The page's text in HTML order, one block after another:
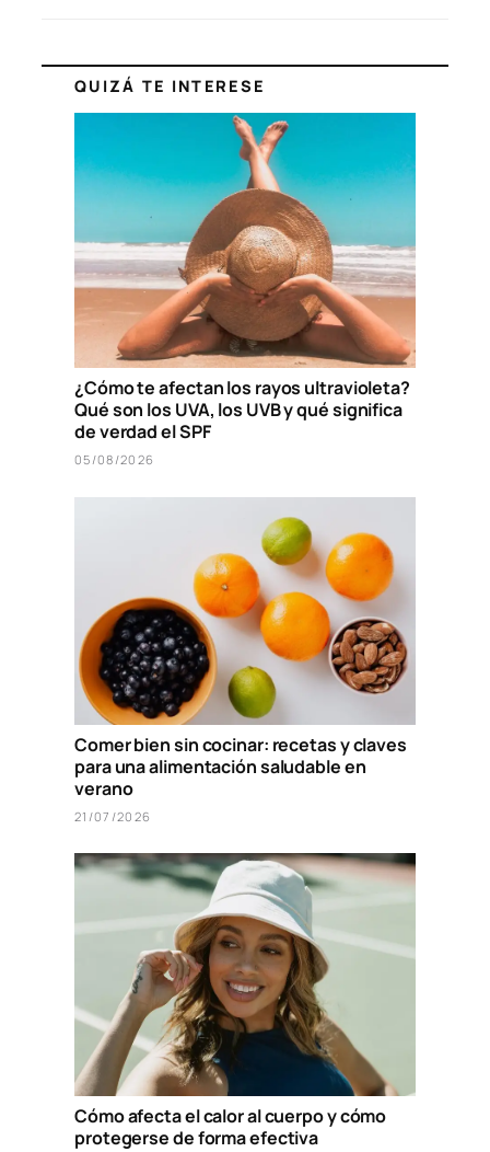
QUIZÁ TE INTERESE
¿Cómo te afectan los rayos ultravioleta?
Qué son los UVA, los UVB y qué significa
de verdad el SPF
05/08/2026
Comer bien sin cocinar: recetas y claves
para una alimentación saludable en
verano
21/07/2026
Cómo afecta el calor al cuerpo y cómo
protegerse de forma efectiva